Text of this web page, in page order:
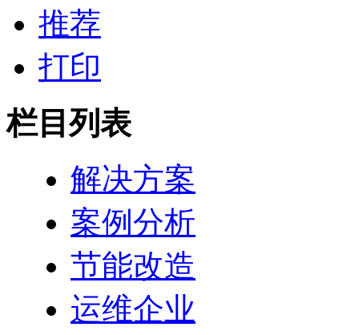
推荐
打印
栏目列表
解决方案
案例分析
节能改造
运维企业